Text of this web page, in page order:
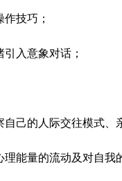
技巧；
入意象对话；
己的人际交往模式
能量的流动及对自